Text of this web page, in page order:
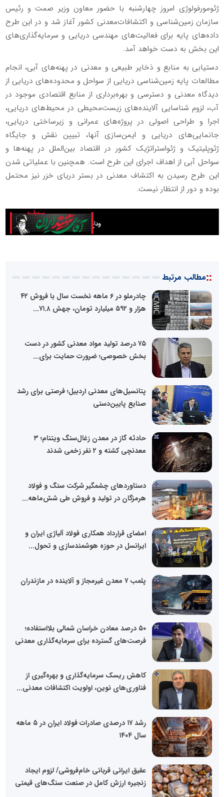
ژئومورفولوژی امروز چهارشنبه با حضور معاون وزیر صمت و رئیس
سازمان زمین‌شناسی و اکتشافات‌معدنی کشور آغاز شد و در این طرح
داده‌های پایه برای فعالیت‌های مهندسی دریایی و سرمایه‌گذاری‌های
این بخش به دست خواهد آمد.
دستیابی به منابع و ذخایر طبیعی و معدنی در پهنه‌های آبی، انجام
مطالعات پایه زمین‌شناسی دریایی از سواحل و محدوده‌های دریایی از
دیدگاه معدنی و دسترسی و بهره‌برداری از منابع اقتصادی موجود در
آب‌، لزوم شناسایی آلاینده‌های زیست‌محیطی در محیط‌های دریایی،
اجرا و طراحی اصولی در پروژه‌های عمرانی و زیرساختی دریایی،
جانمایی‌های دریایی و ایمن‌سازی آنها، تبیین نقش و جایگاه
ژئوپلیتیک و ژئواستراتژیک کشور در اقتصاد بین‌الملل در پهنه‌ها و
سواحل آبی از اهداف اجرای این طرح است. همچنین با عملیاتی شدن
این طرح رسیدن به اکتشاف معدنی در بستر دریای خزر نیز محتمل
بوده و دور از انتظار نیست.
::مطالب مرتبط
چادرملو در ۶ ماهه نخست سال با فروش ۴۲
هزار و ۵۹۲ میلیارد تومان، جهش ۷۱.۸...
۷۵ درصد تولید مواد معدنی کشور در دست
بخش خصوصی؛ ضرورت حمایت برای...
پتانسیل‌های معدنی اردبیل؛ فرصتی برای رشد
صنایع پایین‌دستی
حادثه گاز در معدن زغال‌سنگ ویتنام؛ ۳
معدنچی کشته و ۲ نفر زخمی شدند
دستاوردهای چشمگیر شرکت سنگ و فولاد
هرمزگان در تولید و فروش طی شش‌ماهه...
امضای قرارداد همکاری فولاد آلیاژی ایران و
ایرانسل در حوزه هوشمندسازی و تحول...
پلمب ۷ معدن غیرمجاز و آلاینده در مازندران
۵۰ درصد معادن خراسان شمالی بلااستفاده؛
فرصت‌های گسترده برای سرمایه‌گذاری معدنی
کاهش ریسک سرمایه‌گذاری و بهره‌گیری از
فناوری‌های نوین، اولویت اکتشافات معدنی...
رشد ۱۷ درصدی صادرات فولاد ایران در ۵ ماهه
سال ۱۴۰۴
عقیق ایرانی قربانی خام‌فروشی/ لزوم ایجاد
زنجیره ارزش کامل در صنعت سنگ‌های قیمتی